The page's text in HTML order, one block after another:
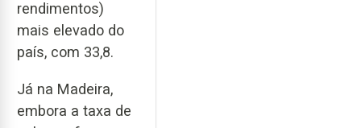
rendimentos)
mais elevado do
país, com 33,8.
Já na Madeira,
embora a taxa de